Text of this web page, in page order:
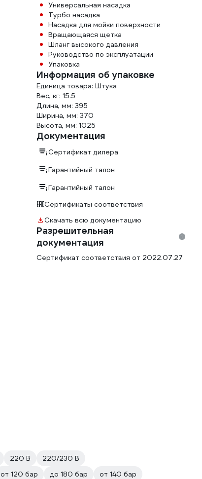
Универсальная насадка
Турбо насадка
Насадка для мойки поверхности
Вращающаяся щетка
Шланг высокого давления
Руководство по эксплуатации
Упаковка
Информация об упаковке
Единица товара: Штука
Вес, кг: 15.5
Длина, мм: 395
Ширина, мм: 370
Высота, мм: 1025
Документация
Сертификат дилера
Гарантийный талон
Гарантийный талон
Сертификаты соответствия
Скачать всю документацию
Разрешительная
документация
Сертификат соответствия от 2022.07.27
220 В
220/230 В
от 120 бар до 180 бар
от 140 бар